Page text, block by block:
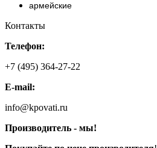
армейские
Контакты
Телефон:
+7 (495) 364-27-22
E-mail:
info@kpovati.ru
Производитель - мы!